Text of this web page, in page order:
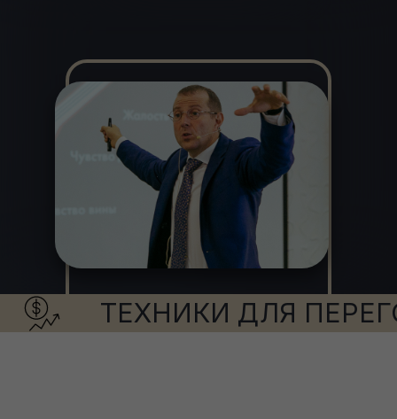
Я поделюсь с вами главными
секретами успешных
переговоров!
"
ТЕХНИКИ ДЛЯ